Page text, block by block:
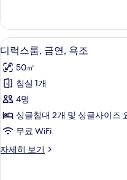
전
망
사
진
모
두
보
기
위
트,
욕
조,
정
원
전
망
자
세
히
보
디
럭
스
룸,
금
연,
조
5
디럭스룸, 금연, 욕조
50㎡
침실 1개
4명
싱글침대 2개 및 싱글사이즈
무료 WiFi
자세히 보기
디